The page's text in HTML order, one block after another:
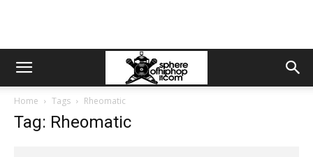
Home Tags Rheomatic
Tag: Rheomatic